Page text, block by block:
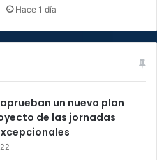
Hace 1 día
un nuevo plan
de las jornadas